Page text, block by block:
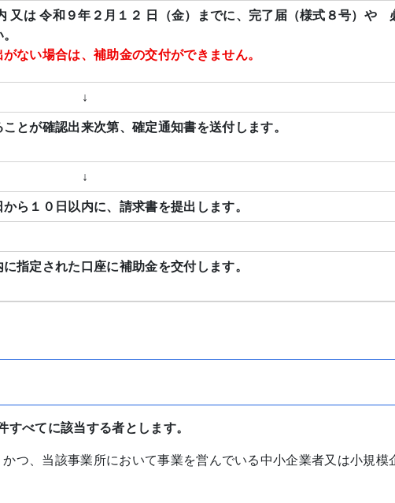
又は 令和９年２月１２ 日（金）までに、完了届（様式８号）や
ない場合は、補助金の交付ができません。
↓
とが確認出来次第、確定通知書を送付します。
↓
ら１０日以内に、請求書を提出します。
指定された口座に補助金を交付します。
べてに該当する者とします。
つ、当該事業所において事業を営んでいる中小企業者又は小規模